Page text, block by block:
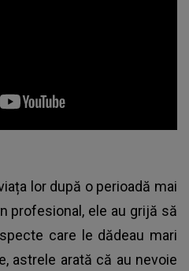
lor după o perioadă mai
profesional, ele au grijă să
care le dădeau mari
astrele arată că au nevoie